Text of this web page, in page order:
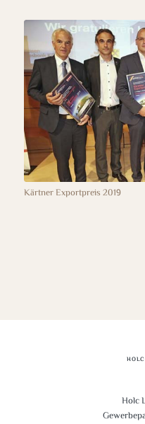
Kärtner Exportpreis 2019
HOLC
Holc